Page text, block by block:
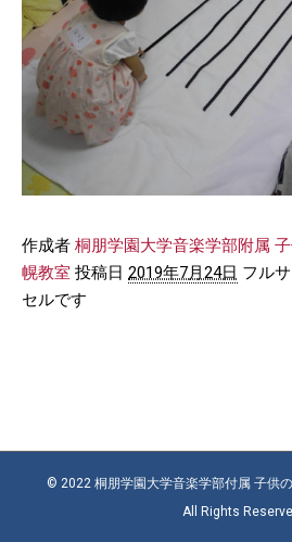
作成者 桐朋学園大学音楽学部附属
幌教室 投稿日 2019年7月24日 フル
セルです
© 2022 桐朋学園大学音楽学部付属 子供
All Rights